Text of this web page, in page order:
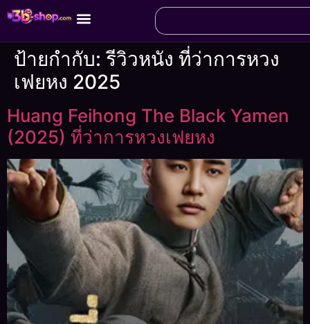
ป้ายกำกับ:รีวิวหนัง ที่ว่าการหวง
เฟยหง 2025
Huang Feihong The Black Yamen
(2025) ที่ว่าการหวงเฟยหง